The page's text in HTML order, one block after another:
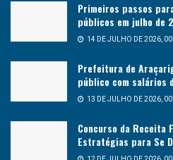
Primeiros passos
públicos em julho de
14 DE JULHO DE 2026,
Prefeitura de
público com salários
13 DE JULHO DE 2026,
Concurso da Receita
Estratégias para Se